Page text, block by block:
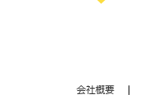
会社概要